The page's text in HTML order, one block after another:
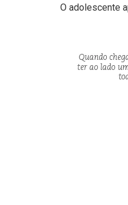
O adolescente